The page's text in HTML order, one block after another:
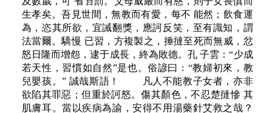
生孝矣。吾見世間，無教而有愛，每不 能然；飲食運
為，恣其所欲，宜誡翻獎，應訶反笑，至有識知，謂
法當爾。驕慢 已習，方複製之，捶撻至死而無威，忿
怒日隆而增怨，逮于成長，終為敗德。孔 子雲：“少成
若天性，習慣如自然”是也。俗諺曰：“教婦初來，教
兒嬰孩。” 誠哉斯語！ 凡人不能教子女者，亦非
欲陷其罪惡；但重於訶怒。傷其顏色，不忍楚撻慘 其
肌膚耳。當以疾病為諭，安得不用湯藥針艾救之哉？